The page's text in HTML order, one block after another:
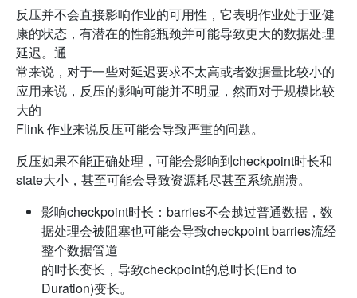
反压并不会直接影响作业的可用性，它表明作业处于亚健
康的状态，有潜在的性能瓶颈并可能导致更大的数据处理
延迟。通
常来说，对于一些对延迟要求不太高或者数据量比较小的
应用来说，反压的影响可能并不明显，然而对于规模比较
大的
Flink 作业来说反压可能会导致严重的问题。
反压如果不能正确处理，可能会影响到checkpoint时长和
state大小，甚至可能会导致资源耗尽甚至系统崩溃。
影响checkpoint时长：barries不会越过普通数据，数
据处理会被阻塞也可能会导致checkpoint barries流经
整个数据管道
的时长变长，导致checkpoint的总时长(End to
Duration)变长。